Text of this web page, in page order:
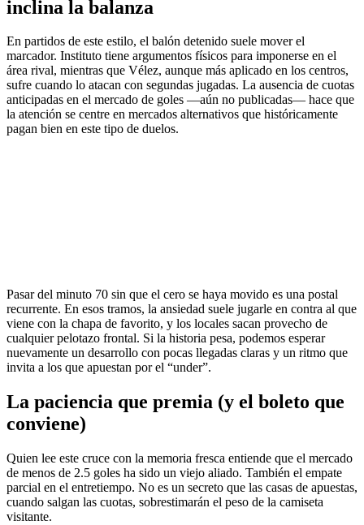
inclina la balanza
En partidos de este estilo, el balón detenido suele mover el
marcador. Instituto tiene argumentos físicos para imponerse en el
área rival, mientras que Vélez, aunque más aplicado en los centros,
sufre cuando lo atacan con segundas jugadas. La ausencia de cuotas
anticipadas en el mercado de goles —aún no publicadas— hace que
la atención se centre en mercados alternativos que históricamente
pagan bien en este tipo de duelos.
Pasar del minuto 70 sin que el cero se haya movido es una postal
recurrente. En esos tramos, la ansiedad suele jugarle en contra al que
viene con la chapa de favorito, y los locales sacan provecho de
cualquier pelotazo frontal. Si la historia pesa, podemos esperar
nuevamente un desarrollo con pocas llegadas claras y un ritmo que
invita a los que apuestan por el “under”.
La paciencia que premia (y el boleto que
conviene)
Quien lee este cruce con la memoria fresca entiende que el mercado
de menos de 2.5 goles ha sido un viejo aliado. También el empate
parcial en el entretiempo. No es un secreto que las casas de apuestas,
cuando salgan las cuotas, sobrestimarán el peso de la camiseta
visitante.